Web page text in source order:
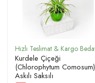
Kurdele Çiçeği
(Chlorophytum Comosum)
Askılı Saksılı